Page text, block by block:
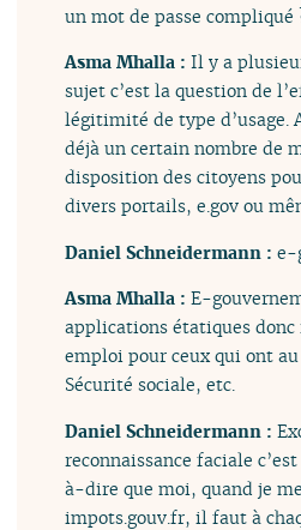
un mot de passe compliqué
Asma Mhalla :Il y a
sujet c’est la question de
légitimité de type d’usage.
déjà un certain nombre de
disposition des citoyens
divers portails, e.gov ou
Daniel Schneidermann :e-
Asma Mhalla :E-
applications étatiques donc
emploi pour ceux qui ont
Sécurité sociale, etc.
Daniel Schneidermann :
reconnaissance faciale
à-dire que moi, quand je
impots.gouv.fr, il faut à